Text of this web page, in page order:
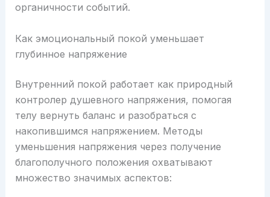
органичности событий.
Как эмоциональный покой уменьшает
глубинное напряжение
Внутренний покой работает как природный
контролер душевного напряжения, помогая
телу вернуть баланс и разобраться с
накопившимся напряжением. Методы
уменьшения напряжения через получение
благополучного положения охватывают
множество значимых аспектов: